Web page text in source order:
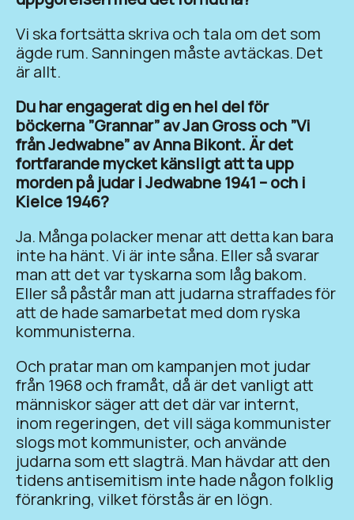
Vi ska fortsätta skriva och tala om det som
ägde rum. Sanningen måste avtäckas. Det
är allt.
Du har engagerat dig en hel del för
böckerna ”Grannar” av Jan Gross och ”Vi
från Jedwabne” av Anna Bikont. Är det
fortfarande mycket känsligt att ta upp
morden på judar i Jedwabne 1941 – och i
Kielce 1946?
Ja. Många polacker menar att detta kan bara
inte ha hänt. Vi är inte såna. Eller så svarar
man att det var tyskarna som låg bakom.
Eller så påstår man att judarna straffades för
att de hade samarbetat med dom ryska
kommunisterna.
Och pratar man om kampanjen mot judar
från 1968 och framåt, då är det vanligt att
människor säger att det där var internt,
inom regeringen, det vill säga kommunister
slogs mot kommunister, och använde
judarna som ett slagträ. Man hävdar att den
tidens antisemitism inte hade någon folklig
förankring, vilket förstås är en lögn.